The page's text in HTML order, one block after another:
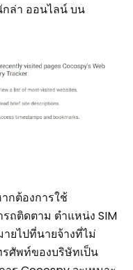
ล่า ออนไลน์ บน
กต้องการใช้
ติดตาม ตำแหน่ง SIM
ยไปที่นายจ้างที่ไม่
ศัพท์ของบริษัทเป็น